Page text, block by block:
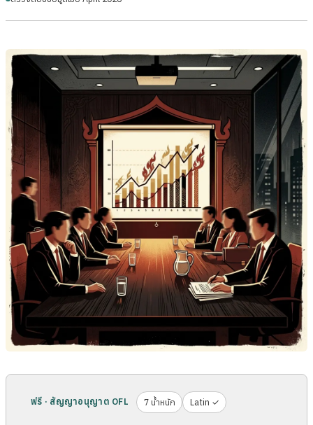
ฟรี · สัญญาอนุญาต OFL 7 น้ำหนัก Latin ✓